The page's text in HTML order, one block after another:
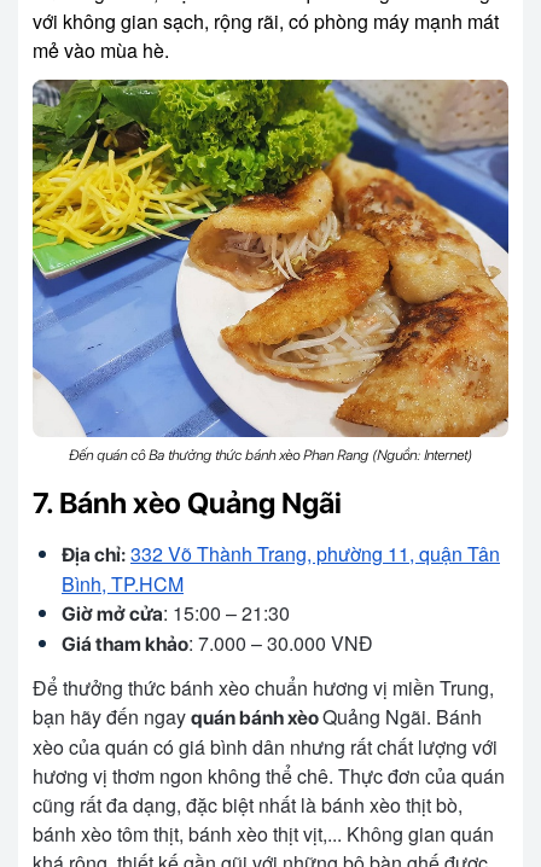
với không gian sạch, rộng rãi, có phòng máy mạnh mát
mẻ vào mùa hè.
Đến quán cô Ba thưởng thức bánh xèo Phan Rang (Nguồn: Internet)
7. Bánh xèo Quảng Ngãi
Địa chỉ: 332 Võ Thành Trang, phường 11, quận Tân
Bình, TP.HCM
Giờ mở cửa: 15:00 – 21:30
Giá tham khảo: 7.000 – 30.000 VNĐ
Để thưởng thức bánh xèo chuẩn hương vị miền Trung,
bạn hãy đến ngay quán bánh xèoQuảng Ngãi. Bánh
xèo của quán có giá bình dân nhưng rất chất lượng với
hương vị thơm ngon không thể chê. Thực đơn của quán
cũng rất đa dạng, đặc biệt nhất là bánh xèo thịt bò,
bánh xèo tôm thịt, bánh xèo thịt vịt,... Không gian quán